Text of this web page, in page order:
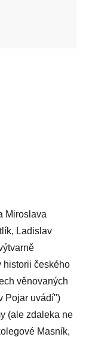
Miroslava
Ladislav
historii českého
věnovaných
Pojar uvádí")
(ale zdaleka ne
Masník,